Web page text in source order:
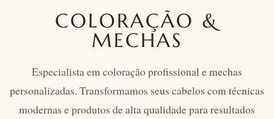
COLORAÇÃO &
MECHAS
Especialista em coloração profissional e mechas
personalizadas. Transformamos seus cabelos com técnicas
modernas e produtos de alta qualidade para resultados